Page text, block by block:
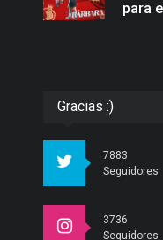
para
Gracias :)
7883
Seguidores
3736
Seguidores